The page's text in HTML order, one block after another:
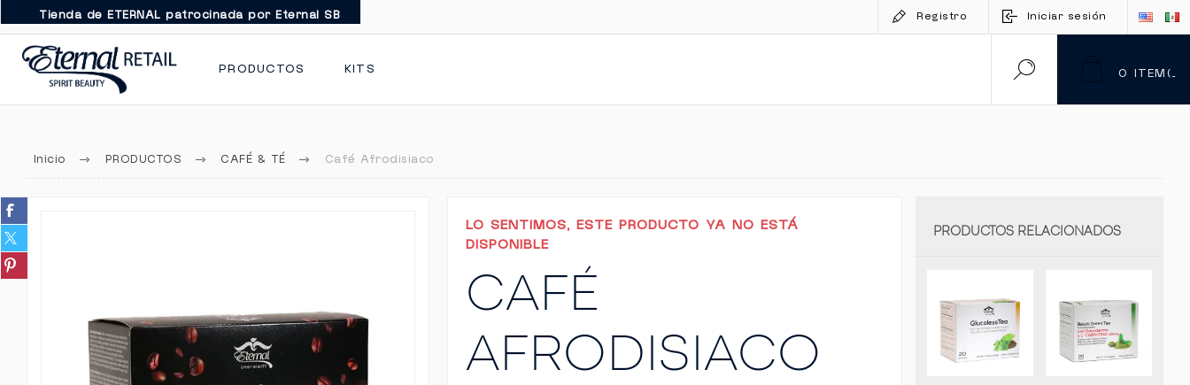
Registro Iniciar sesión
Tienda de ETERNAL patrocinada por Eternal SB
PRODUCTOS KITS 0 ITEM(S)
Inicio PRODUCTOS CAFÉ & TÉ Café Afrodisiaco
LO SENTIMOS, ESTE PRODUCTO YA NO ESTÁ
DISPONIBLE
CAFÉ
AFRODISIACO
PRODUCTOS RELACIONADOS